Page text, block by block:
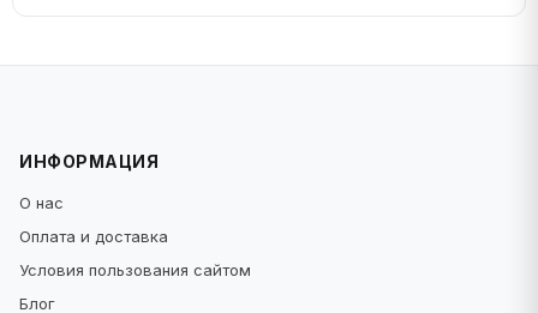
ИНФОРМАЦИЯ
О нас
Оплата и доставка
Условия пользования сайтом
Блог